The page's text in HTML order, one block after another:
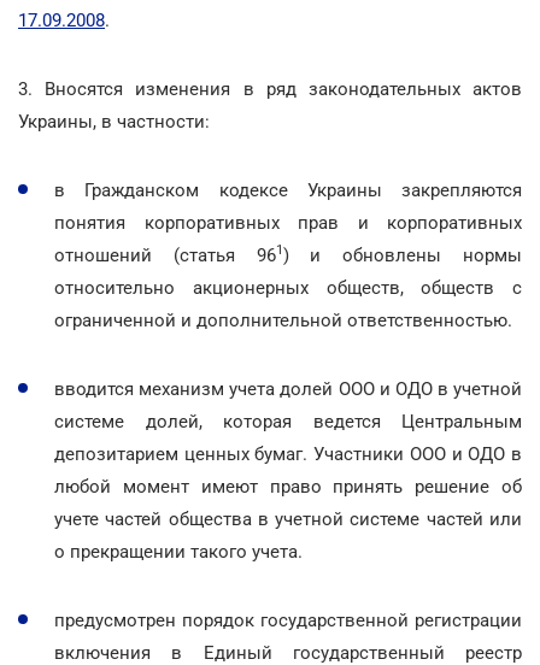
17.09.2008.
3. Вносятся изменения в ряд законодательных актов
Украины, в частности:
в Гражданском кодексе Украины закрепляются
понятия корпоративных прав и корпоративных
отношений (статья 961) и обновлены нормы
относительно акционерных обществ, обществ с
ограниченной и дополнительной ответственностью.
вводится механизм учета долей ООО и ОДО в учетной
системе долей, которая ведется Центральным
депозитарием ценных бумаг. Участники ООО и ОДО в
любой момент имеют право принять решение об
учете частей общества в учетной системе частей или
о прекращении такого учета.
предусмотрен порядок государственной регистрации
включения в Единый государственный реестр